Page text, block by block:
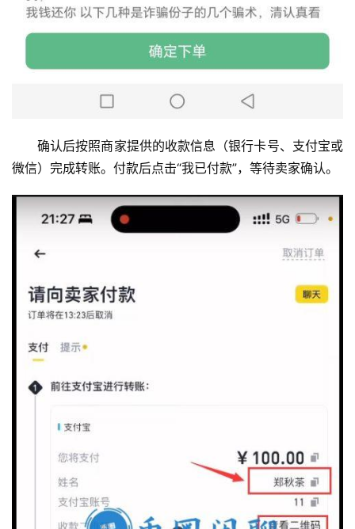
确认后按照商家提供的收款信息（银行卡号、支付宝或
微信）完成转账。付款后点击“我已付款”，等待卖家确认。